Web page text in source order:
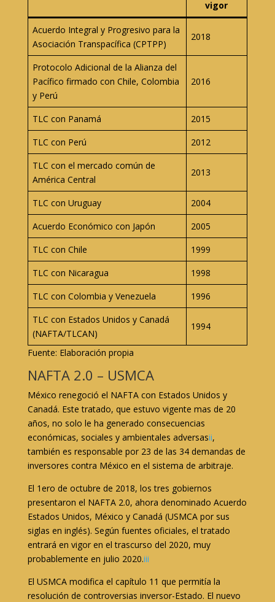
vigor
Acuerdo Integral y Progresivo para la
Asociación Transpacífica (CPTPP)
2018
Protocolo Adicional de la Alianza del
Pacífico firmado con Chile, Colombia
y Perú
2016
TLC con Panamá
2015
TLC con Perú
2012
TLC con el mercado común de
América Central
2013
TLC con Uruguay
2004
Acuerdo Económico con Japón
2005
TLC con Chile
1999
TLC con Nicaragua
1998
TLC con Colombia y Venezuela
1996
TLC con Estados Unidos y Canadá
(NAFTA/TLCAN)
1994
Fuente: Elaboración propia
NAFTA 2.0 – USMCA
México renegoció el NAFTA con Estados Unidos y
Canadá. Este tratado, que estuvo vigente mas de 20
años, no solo le ha generado consecuencias
económicas, sociales y ambientales adversasii,
también es responsable por 23 de las 34 demandas de
inversores contra México en el sistema de arbitraje.
El 1ero de octubre de 2018, los tres gobiernos
presentaron el NAFTA 2.0, ahora denominado Acuerdo
Estados Unidos, México y Canadá (USMCA por sus
siglas en inglés). Según fuentes oficiales, el tratado
entrará en vigor en el trascurso del 2020, muy
probablemente en julio 2020.iii
El USMCA modifica el capítulo 11 que permitía la
resolución de controversias inversor-Estado. El nuevo